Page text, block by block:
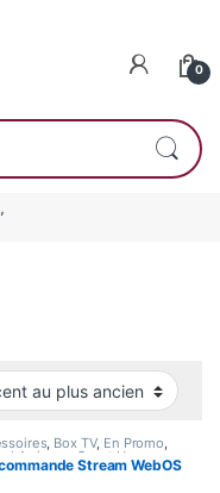
0
plus ancien
, Box TV, En Promo,
Arrivage Smart Home
Stream WebOS